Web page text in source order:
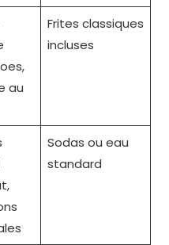
au
Frites classiques
incluses
Sodas ou eau
standard